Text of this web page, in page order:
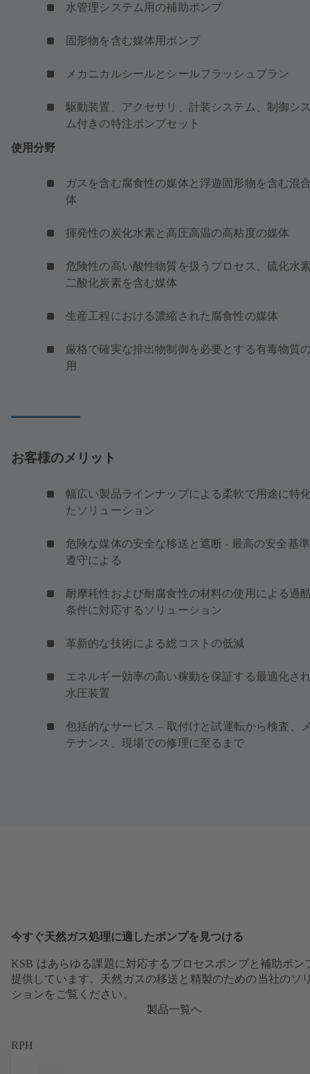
水管理システム用の補助ポンプ
固形物を含む媒体用ポンプ
メカニカルシールとシールフラッシュプラン
駆動装置、アクセサリ、計装システム、制御シ
ム付きの特注ポンプセット
使用分野
ガスを含む腐食性の媒体と浮遊固形物を含む混
体
揮発性の炭化水素と高圧高温の高粘度の媒体
危険性の高い酸性物質を扱うプロセス、硫化水
二酸化炭素を含む媒体
生産工程における濃縮された腐食性の媒体
厳格で確実な排出物制御を必要とする有毒物質
用
お客様のメリット
幅広い製品ラインナップによる柔軟で用途に特
たソリューション
危険な媒体の安全な移送と遮断 - 最高の安全基
遵守による
耐摩耗性および耐腐食性の材料の使用による過
条件に対応するソリューション
革新的な技術による総コストの低減
エネルギー効率の高い稼動を保証する最適化さ
水圧装置
包括的なサービス – 取付けと試運転から検査、
テナンス、現場での修理に至るまで
今すぐ天然ガス処理に適したポンプを見つける
KSB はあらゆる課題に対応するプロセスポンプと補助ポン
提供しています。天然ガスの移送と精製のための当社のソ
ションをご覧ください。
製品一覧へ
RPH